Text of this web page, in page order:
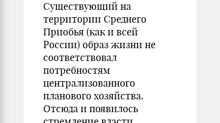
Существующий на
территории Среднего
Приобья (как и всей
России) образ жизни не
соответствовал
потребностям
централизованного
планового хозяйства.
Отсюда и появилось